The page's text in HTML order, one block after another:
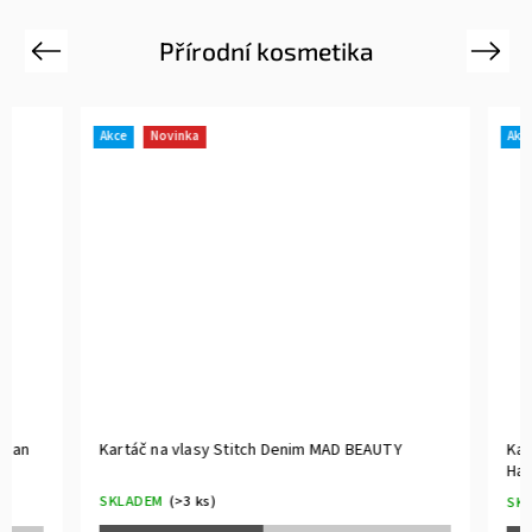
Přírodní kosmetika
Previous
Novinka
Kartáč na vlasy Stitch Denim MAD BEAUTY
SKLADEM (>3 ks)
Kartáč
Harry
SKLADEM
Next